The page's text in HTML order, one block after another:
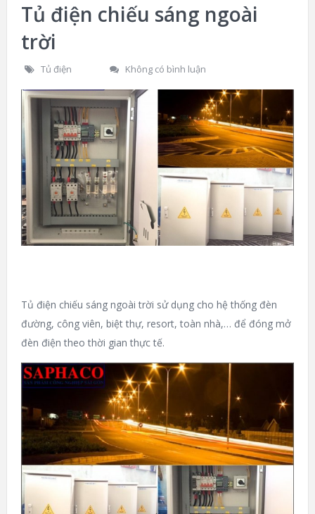
Tủ điện chiếu sáng ngoài
trời
Tủ điện Không có bình luận
Tủ điện chiếu sáng ngoài trời sử dụng cho hệ thống đèn
đường, công viên, biệt thự, resort, toàn nhà,… để đóng mở
đèn điện theo thời gian thực tế.